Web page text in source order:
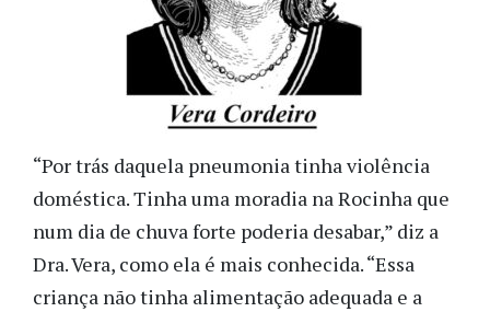
“Por trás daquela pneumonia tinha violência
doméstica. Tinha uma moradia na Rocinha que
num dia de chuva forte poderia desabar,” diz a
Dra. Vera, como ela é mais conhecida. “Essa
criança não tinha alimentação adequada e a